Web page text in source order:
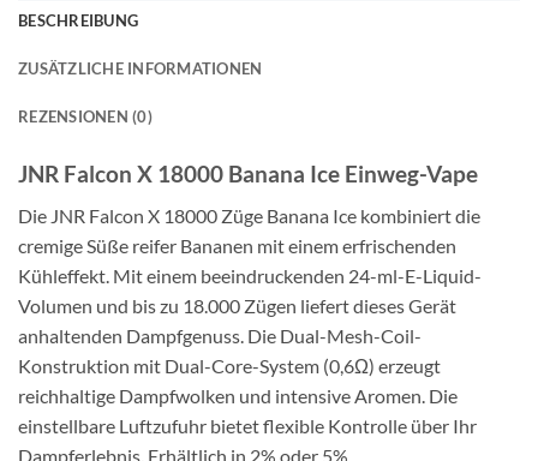
BESCHREIBUNG
ZUSÄTZLICHE INFORMATIONEN
REZENSIONEN (0)
JNR Falcon X 18000 Banana Ice Einweg-Vape
Die JNR Falcon X 18000 Züge Banana Ice kombiniert die
cremige Süße reifer Bananen mit einem erfrischenden
Kühleffekt. Mit einem beeindruckenden 24-ml-E-Liquid-
Volumen und bis zu 18.000 Zügen liefert dieses Gerät
anhaltenden Dampfgenuss. Die Dual-Mesh-Coil-
Konstruktion mit Dual-Core-System (0,6Ω) erzeugt
reichhaltige Dampfwolken und intensive Aromen. Die
einstellbare Luftzufuhr bietet flexible Kontrolle über Ihr
Dampferlebnis. Erhältlich in 2% oder 5%